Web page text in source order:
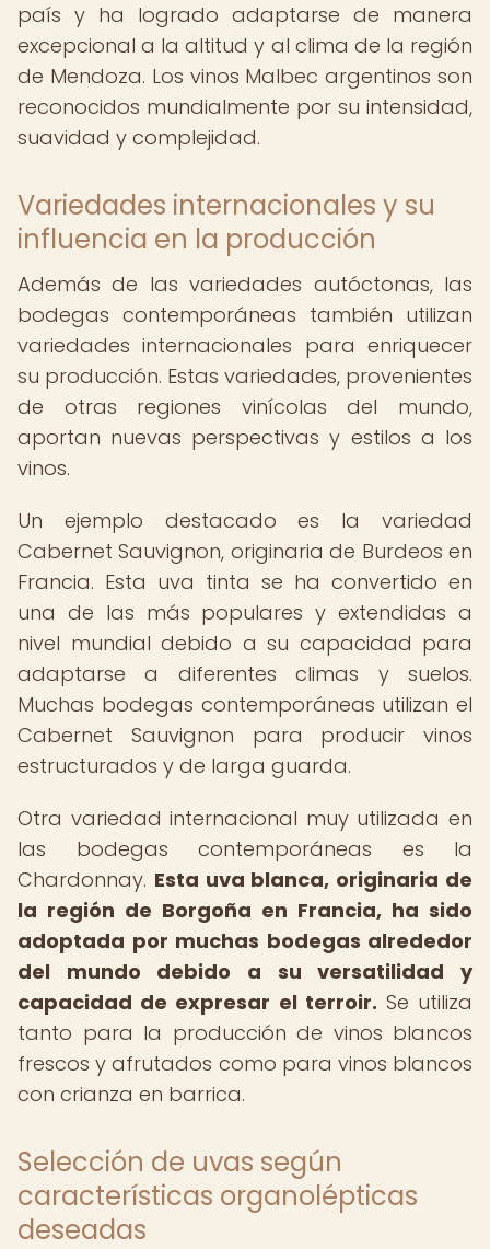
país y ha logrado adaptarse de manera
excepcional a la altitud y al clima de la región
de Mendoza. Los vinos Malbec argentinos son
reconocidos mundialmente por su intensidad,
suavidad y complejidad.
Variedades internacionales y su
influencia en la producción
Además de las variedades autóctonas, las
bodegas contemporáneas también utilizan
variedades internacionales para enriquecer
su producción. Estas variedades, provenientes
de otras regiones vinícolas del mundo,
aportan nuevas perspectivas y estilos a los
vinos.
Un ejemplo destacado es la variedad
Cabernet Sauvignon, originaria de Burdeos en
Francia. Esta uva tinta se ha convertido en
una de las más populares y extendidas a
nivel mundial debido a su capacidad para
adaptarse a diferentes climas y suelos.
Muchas bodegas contemporáneas utilizan el
Cabernet Sauvignon para producir vinos
estructurados y de larga guarda.
Otra variedad internacional muy utilizada en
las bodegas contemporáneas es la
Chardonnay. Esta uva blanca, originaria de
la región de Borgoña en Francia, ha sido
adoptada por muchas bodegas alrededor
del mundo debido a su versatilidad y
capacidad de expresar el terroir. Se utiliza
tanto para la producción de vinos blancos
frescos y afrutados como para vinos blancos
con crianza en barrica.
Selección de uvas según
características organolépticas
deseadas